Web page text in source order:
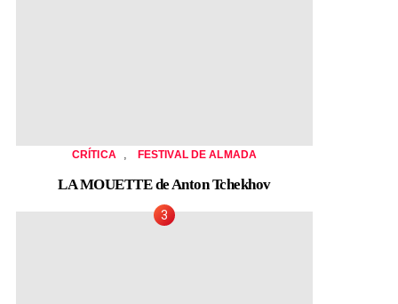
CRÍTICA FESTIVAL DE ALMADA
LA MOUETTE de Anton Tchekhov